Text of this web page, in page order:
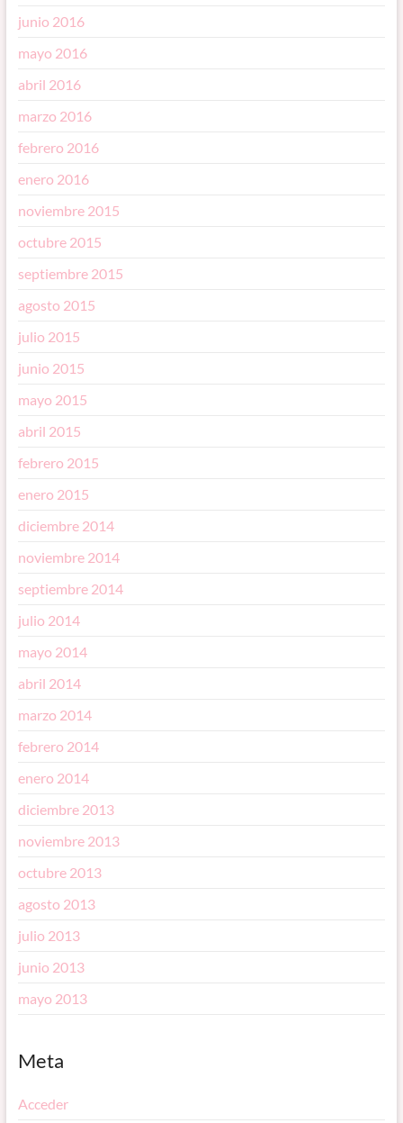
junio 2016
mayo 2016
abril 2016
marzo 2016
febrero 2016
enero 2016
noviembre 2015
octubre 2015
septiembre 2015
agosto 2015
julio 2015
junio 2015
mayo 2015
abril 2015
febrero 2015
enero 2015
diciembre 2014
noviembre 2014
septiembre 2014
julio 2014
mayo 2014
abril 2014
marzo 2014
febrero 2014
enero 2014
diciembre 2013
noviembre 2013
octubre 2013
agosto 2013
julio 2013
junio 2013
mayo 2013
Meta
Acceder